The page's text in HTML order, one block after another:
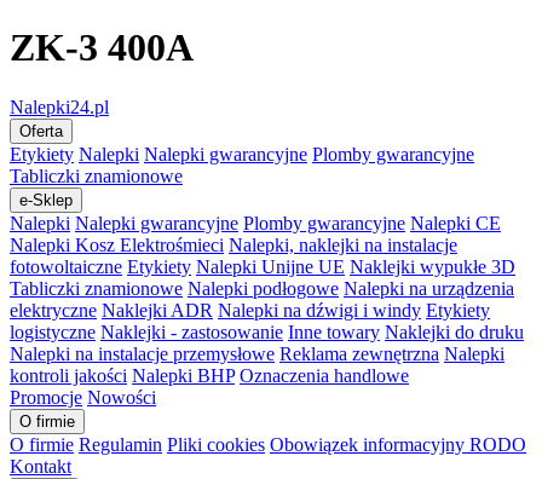
ZK-3 400A
Nalepki24.pl
Oferta
Etykiety Nalepki Nalepki gwarancyjne Plomby gwarancyjne
Tabliczki znamionowe
e-Sklep
Nalepki Nalepki gwarancyjne Plomby gwarancyjne Nalepki CE
Nalepki Kosz Elektrośmieci Nalepki, naklejki na instalacje
fotowoltaiczne Etykiety Nalepki Unijne UE Naklejki wypukłe 3D
Tabliczki znamionowe Nalepki podłogowe Nalepki na urządzenia
elektryczne Naklejki ADR Nalepki na dźwigi i windy Etykiety
logistyczne Naklejki - zastosowanie Inne towary Naklejki do druku
Nalepki na instalacje przemysłowe Reklama zewnętrzna Nalepki
kontroli jakości Nalepki BHP Oznaczenia handlowe
Promocje Nowości
O firmie
O firmie Regulamin Pliki cookies Obowiązek informacyjny RODO
Kontakt